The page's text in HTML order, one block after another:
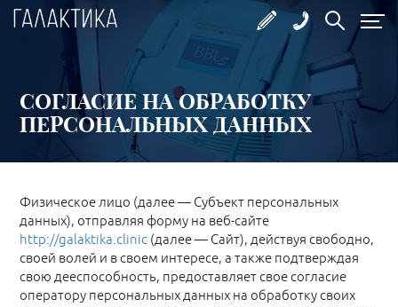
СОГЛАСИЕ НА ОБРАБОТКУ
ПЕРСОНАЛЬНЫХ ДАННЫХ
Физическое лицо (далее — Субъект персональных
данных), отправляя форму на веб-сайте
http://galaktika.clinic (далее — Сайт), действуя свободно,
своей волей и в своем интересе, а также подтверждая
свою дееспособность, предоставляет свое согласие
оператору персональных данных на обработку своих